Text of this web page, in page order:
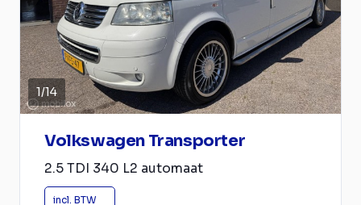
1/14
Volkswagen Transporter
2.5 TDI 340 L2 automaat
incl. BTW